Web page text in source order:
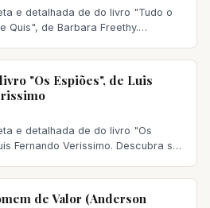
e detalhada de do livro "Tudo o
Quis", de Barbara Freethy.
"Os Espiões", de Luis
e detalhada de do livro "Os
Fernando Verissimo. Descubra se
de Valor (Anderson